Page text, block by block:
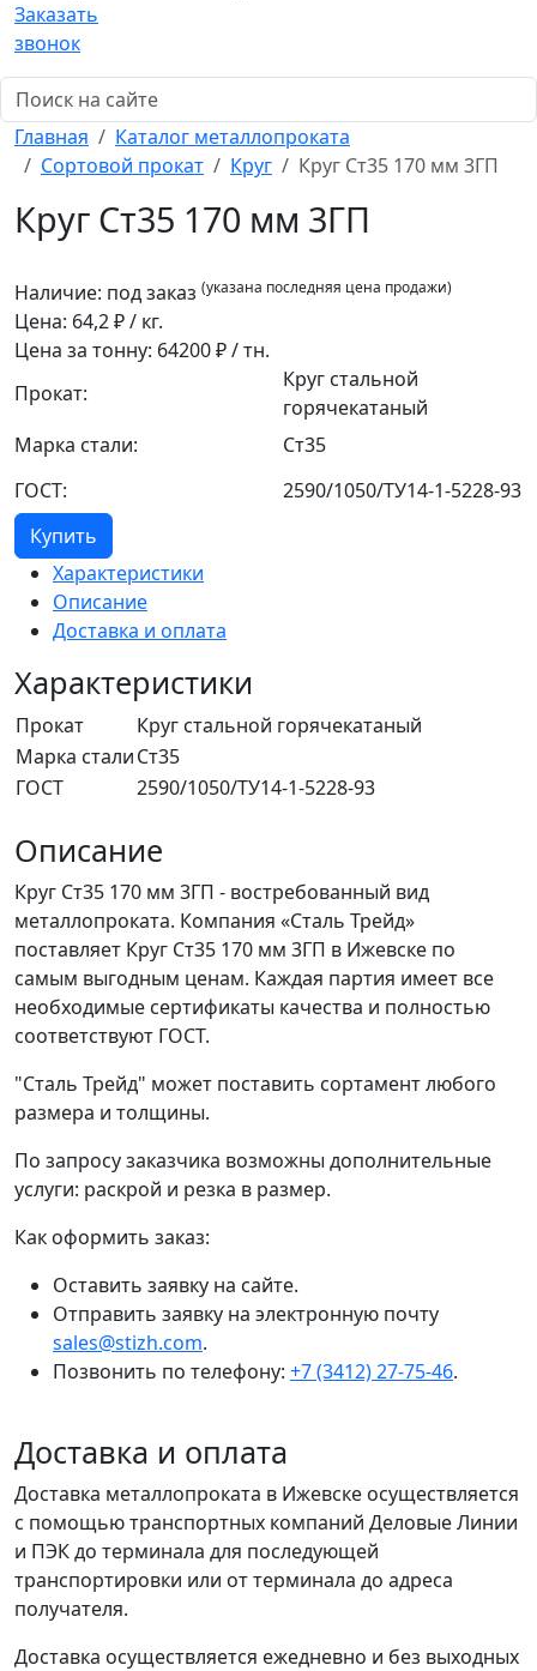
Заказать
звонок
Главная
Каталог металлопроката
Сортовой прокат
Круг Круг Ст35 170 мм 3ГП
Круг Ст35 170 мм 3ГП
Наличие: под заказ (указана последняя цена продажи)
Цена: 64,2₽ / кг.
Цена за тонну: 64200₽ / тн.
Прокат:
Круг стальной
горячекатаный
Марка стали:
Ст35
ГОСТ:
2590/1050/ТУ14-1-5228-93
Купить
Характеристики
Описание
Доставка и оплата
Характеристики
Прокат
Круг стальной горячекатаный
Марка сталиСт35
ГОСТ
2590/1050/ТУ14-1-5228-93
Описание
Круг Ст35 170 мм 3ГП - востребованный вид
металлопроката. Компания «Сталь Трейд»
поставляет Круг Ст35 170 мм 3ГП в Ижевске по
самым выгодным ценам. Каждая партия имеет все
необходимые сертификаты качества и полностью
соответствуют ГОСТ.
"Сталь Трейд" может поставить сортамент любого
размера и толщины.
По запросу заказчика возможны дополнительные
услуги: раскрой и резка в размер.
Как оформить заказ:
Оставить заявку на сайте.
Отправить заявку на электронную почту
sales@stizh.com.
Позвонить по телефону: +7 (3412) 27-75-46.
Доставка и оплата
Доставка металлопроката в Ижевске осуществляется
с помощью транспортных компаний Деловые Линии
и ПЭК до терминала для последующей
транспортировки или от терминала до адреса
получателя.
Доставка осуществляется ежедневно и без выходных